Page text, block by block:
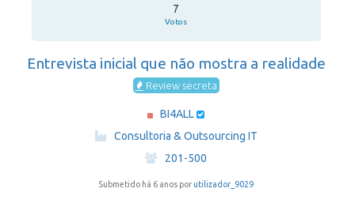
7
Votos
Entrevista inicial que não mostra a realidade
Review secreta
BI4ALL
·
Consultoria & Outsourcing IT
·
201-500
Submetido há 6 anos por utilizador_9029